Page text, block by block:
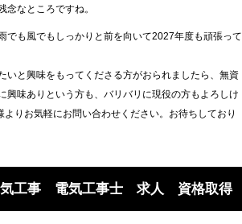
なところですね。
でも風でもしっかりと前を向いて2027年度も頑張って
いと興味をもってくださる方がおられましたら、無資
興味ありという方も、バリバリに現役の方もよろしけ
りお気軽にお問い合わせください。お待ちしており
工事 電気工事士 求人 資格取得